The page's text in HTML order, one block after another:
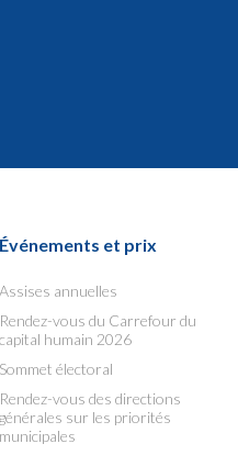
Événements et prix
Assises annuelles
Rendez-vous du Carrefour du
capital humain 2026
Sommet électoral
Rendez-vous des directions
générales sur les priorités
municipales